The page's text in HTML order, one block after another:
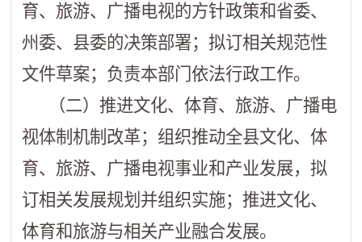
育、旅游、广播电视的方针政策和省委、
州委、县委的决策部署；拟订相关规范性
文件草案；负责本部门依法行政工作。
（二）推进文化、体育、旅游、广播电
视体制机制改革；组织推动全县文化、体
育、旅游、广播电视事业和产业发展，拟
订相关发展规划并组织实施；推进文化、
体育和旅游与相关产业融合发展。